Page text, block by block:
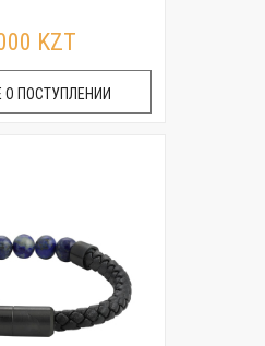
KZT
ПОСТУПЛЕНИИ